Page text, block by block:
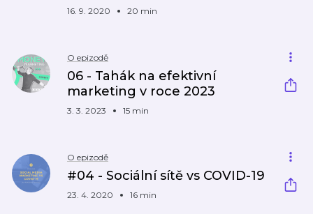
16. 9. 2020 20 min
O epizodě
06 - Tahák na efektivní
marketing v roce 2023
3. 3. 2023 15 min
O epizodě
#04 - Sociální sítě vs COVID-19
23. 4. 2020 16 min